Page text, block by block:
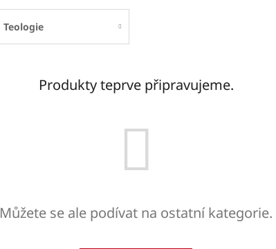
Teologie
Produkty teprve připravujeme.
Můžete se ale podívat na ostatní kategorie.